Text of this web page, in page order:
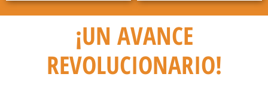
¡UN AVANCE
REVOLUCIONARIO!